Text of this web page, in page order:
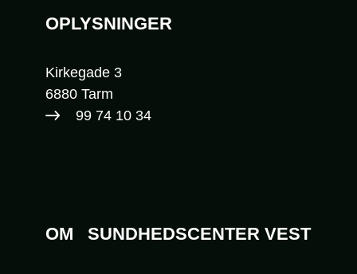
OPLYSNINGER
Kirkegade 3
6880 Tarm
99 74 10 34​
OM SUNDHEDSCENTER VEST